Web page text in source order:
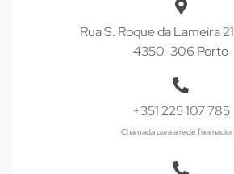
Rua S. Roque da Lameira
4350-306 Porto
+351 225 107 785
Chamada para a rede fixa